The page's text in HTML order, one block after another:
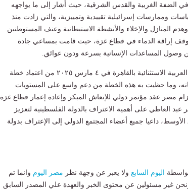
الضفة الغربية والقدس الشرقية، حيث أشار إلى ما يواجهه
وممارسات إسرائيلية تقييدية وتمييزية، والتي زادت منذ
وهدم المنازل والإخلاء والأنشطة الاستيطانية وعنف المستوطنين.
إراقة الدماء في قطاع غزة، حيث قامت بمساعي جادة
وصول المساعدات الإنسانية بسرعة ودون عوائق.
وأشار وزير الخارجية لما شهدته القمة العربية الاستثنائية بالقاهرة في ٤ مارس ٢٠٢٥ من اعتماد خطة
وما حظيت به هذه الخطة من دعم واسع على المستويات
مصر عقد مؤتمر دولي للإنعاش المبكر وإعادة إعمار قطاع غزة
عبد العاطي على أهمية الاعتراف بالدولة الفلسطينية لتعزيز
داعيا جميع أعضاء المجتمع الدولي إلى الإعتراف بدولة
اليوم السابع ولا يعبر عن وجهة نظر مصر اليوم وانما تم
غير مسئولين عن محتوى الخبر والعهدة علي المصدر السابق